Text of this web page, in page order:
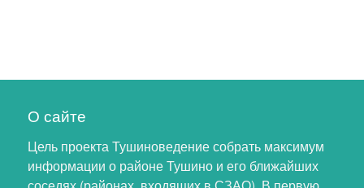
О сайте
Цель проекта Тушиноведение собрать максимум
информации о районе Тушино и его ближайших